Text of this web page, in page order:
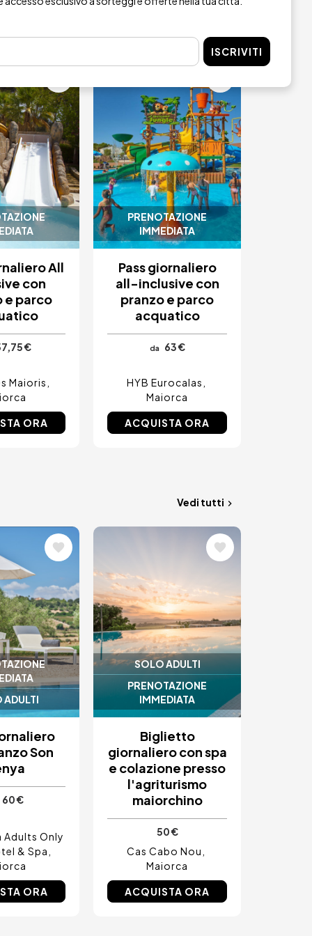
All
con
e parco
€
Maioris
ORA
PRENOTAZIONE
IMMEDIATA
Pass giornaliero
all-inclusive con
pranzo e parco
acquatico
da 63 €
HYB Eurocalas
Maiorca
ACQUISTA ORA
Vedi tutti
ADULTI
Son
60 €
Adults Only
& Spa
ORA
SOLO ADULTI
PRENOTAZIONE
IMMEDIATA
Immagine
Biglietto
giornaliero con spa
e colazione presso
l'agriturismo
maiorchino
50 €
Cas Cabo Nou
Maiorca
ACQUISTA ORA
ISCRIVITI